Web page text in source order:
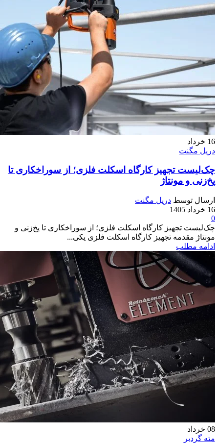
16 خرداد
دریل مگنت
چک‌لیست تجهیز کارگاه اسکلت فلزی؛ از سوراخکاری تا
پخ‌زنی و مونتاژ
ارسال توسط دریل مگنت
16 خرداد 1405
0
چک‌لیست تجهیز کارگاه اسکلت فلزی؛ از سوراخکاری تا پخ‌زنی و
مونتاژ مقدمه تجهیز کارگاه اسکلت فلزی یکی...
ادامه مطلب
08 خرداد
مته گردبر